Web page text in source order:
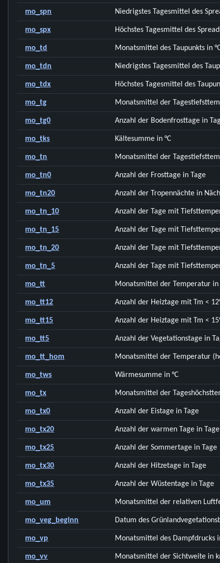
mo_spn Niedrigstes Tagesmittel des
mo_spx Höchstes Tagesmittel des
mo_td Monatsmittel des Taupunkts in
mo_tdn Niedrigstes Tagesmittel des
mo_tdx Höchstes Tagesmittel des
mo_tg Monatsmittel der
mo_tg0 Anzahl der Bodenfrosttage in
mo_tks Kältesumme in °C
mo_tn Monatsmittel der
mo_tn0 Anzahl der Frosttage in Tage
mo_tn20 Anzahl der Tropennächte in
mo_tn_10 Anzahl der Tage mit
mo_tn_15 Anzahl der Tage mit
mo_tn_20 Anzahl der Tage mit
mo_tn_5 Anzahl der Tage mit
mo_tt Monatsmittel der Temperatur in
mo_tt12 Anzahl der Heiztage mit Tm <
mo_tt15 Anzahl der Heiztage mit Tm <
mo_tt5 Anzahl der Vegetationstage in
mo_tt_hom Monatsmittel der Temperatur
mo_tws Wärmesumme in °C
mo_tx Monatsmittel der
mo_tx0 Anzahl der Eistage in Tage
mo_tx20 Anzahl der warmen Tage in Tage
mo_tx25 Anzahl der Sommertage in Tage
mo_tx30 Anzahl der Hitzetage in Tage
mo_tx35 Anzahl der Wüstentage in Tage
mo_um Monatsmittel der relativen
mo_veg_beginn Datum des
mo_vp Monatsmittel des Dampfdrucks
mo_vv Monatsmittel der Sichtweite in